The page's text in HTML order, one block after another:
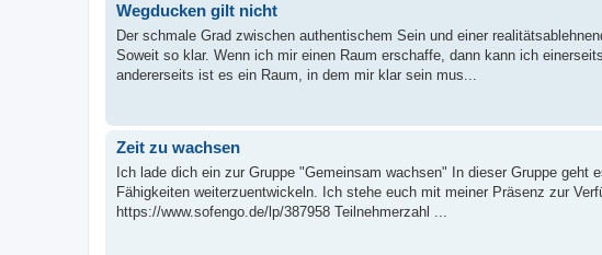
Wegducken gilt nicht
Der schmale Grad zwischen authentischem Sein und einer
Soweit so klar. Wenn ich mir einen Raum erschaffe, dann kann ich
andererseits ist es ein Raum, in dem mir klar sein mus...
Zeit zu wachsen
Ich lade dich ein zur Gruppe "Gemeinsam wachsen" In dieser Gruppe geht
Fähigkeiten weiterzuentwickeln. Ich stehe euch mit meiner Präsenz zur
https://www.sofengo.de/lp/387958 Teilnehmerzahl ...